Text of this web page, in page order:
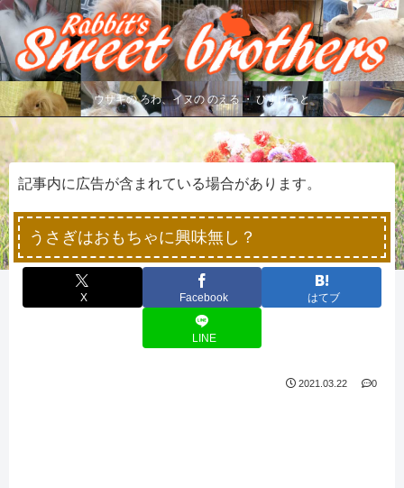
ウサギの ろわ、イヌの のえる ・ びすけっと
記事内に広告が含まれている場合があります。
うさぎはおもちゃに興味無し？
X Facebook はてブ
LINE
2021.03.22 0